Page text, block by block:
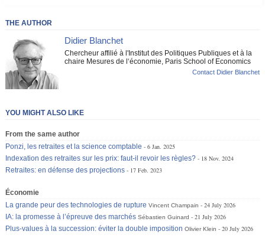
THE AUTHOR
Didier Blanchet
Chercheur affilié à l'Institut des Politiques Publiques et à la
chaire Mesures de l‘économie, Paris School of Economics
Contact Didier Blanchet
YOU MIGHT ALSO LIKE
From the same author
Ponzi, les retraites et la science comptable
6 Jan. 2025
Indexation des retraites sur les prix: faut-il revoir les règles?
18 Nov. 2024
Retraites: en défense des projections
17 Feb. 2023
Économie
La grande peur des technologies de rupture Vincent Champain
24 July 2026
IA: la promesse à l’épreuve des marchés Sébastien Guinard
21 July 2026
Plus-values à la succession: éviter la double imposition Olivier Klein 20 July 2026